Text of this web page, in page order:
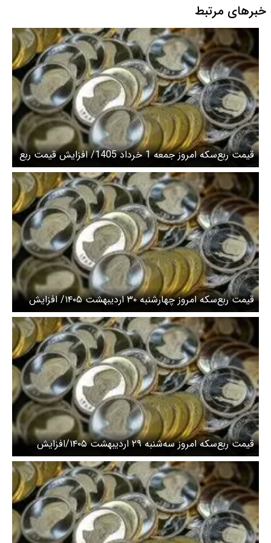
خبرهای مرتبط
قیمت ربع‌سکه امروز جمعه 1 خرداد 1405/ افزایش قیمت ربع
سکه
قیمت ربع‌سکه امروز چهارشنبه ۳۰ اردیبهشت ۱۴۰۵/ افزایش
قیمت ربع سکه
قیمت ربع‌سکه امروز سه‌شنبه ۲۹ اردیبهشت ۱۴۰۵/افزایش
قیمت سکه